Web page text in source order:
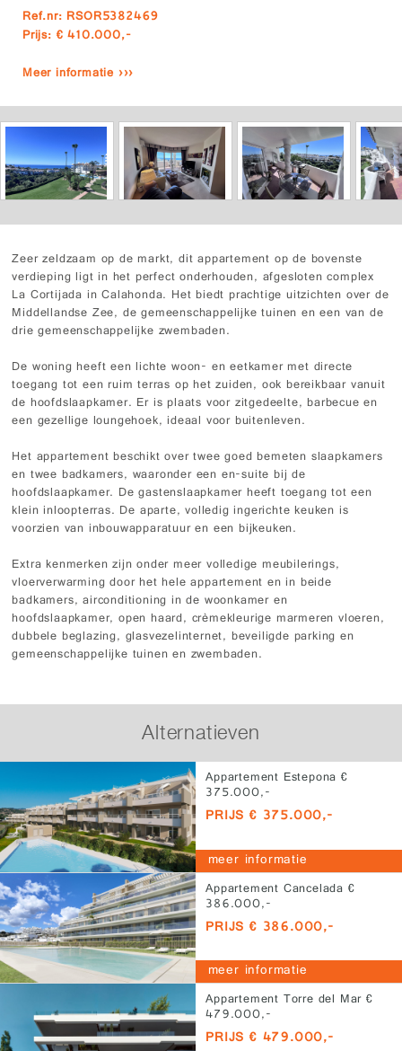
Ref.nr: RSOR5382469
Prijs: € 410.000,-
Meer informatie ›››
Zeer zeldzaam op de markt, dit appartement op de bovenste
verdieping ligt in het perfect onderhouden, afgesloten complex
La Cortijada in Calahonda. Het biedt prachtige uitzichten over de
Middellandse Zee, de gemeenschappelijke tuinen en een van de
drie gemeenschappelijke zwembaden.
De woning heeft een lichte woon- en eetkamer met directe
toegang tot een ruim terras op het zuiden, ook bereikbaar vanuit
de hoofdslaapkamer. Er is plaats voor zitgedeelte, barbecue en
een gezellige loungehoek, ideaal voor buitenleven.
Het appartement beschikt over twee goed bemeten slaapkamers
en twee badkamers, waaronder een en-suite bij de
hoofdslaapkamer. De gastenslaapkamer heeft toegang tot een
klein inloopterras. De aparte, volledig ingerichte keuken is
voorzien van inbouwapparatuur en een bijkeuken.
Extra kenmerken zijn onder meer volledige meubilerings,
vloerverwarming door het hele appartement en in beide
badkamers, airconditioning in de woonkamer en
hoofdslaapkamer, open haard, crèmekleurige marmeren vloeren,
dubbele beglazing, glasvezelinternet, beveiligde parking en
gemeenschappelijke tuinen en zwembaden.
Alternatieven
Appartement Estepona €
375.000,-
PRIJS € 375.000,-
meer informatie
Appartement Cancelada €
386.000,-
PRIJS € 386.000,-
meer informatie
Appartement Torre del Mar €
479.000,-
PRIJS € 479.000,-